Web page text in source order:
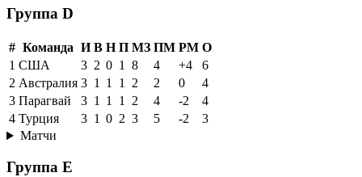
Группа D
# Команда И В Н П МЗ ПМ РМ О
1 США 3 2 0 1 8 4 +4
6
2 Австралия 3 1 1 1 2 2 0
4
3 Парагвай 3 1 1 1 2 4 -2
4
4 Турция 3 1 0 2 3 5 -2
3
Матчи
Группа E